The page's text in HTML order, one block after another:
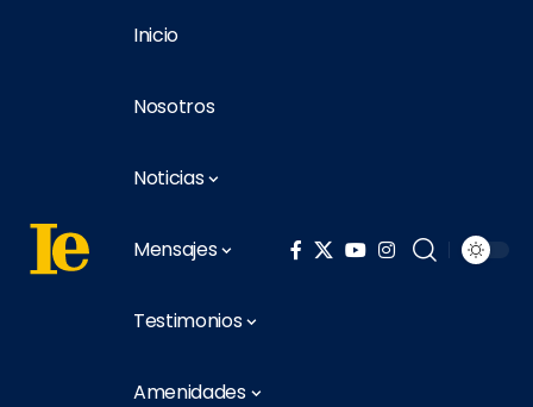
Inicio
Nosotros
Noticias
Mensajes
Testimonios
Amenidades